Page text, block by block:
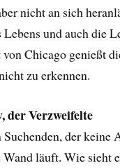
nicht an sich
Lebens und auch die
Chicago genießt
zu erkennen.
der Verzweifelte
der
läuft. Wie sieht